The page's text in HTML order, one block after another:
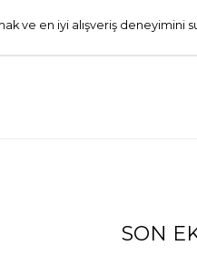
ve en iyi alışveriş
SON